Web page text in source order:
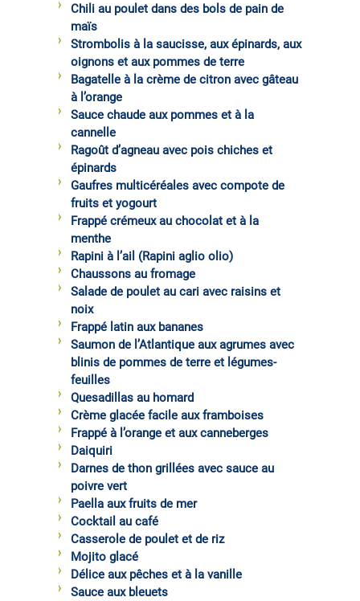
Chili au poulet dans des bols de pain de
maïs
Strombolis à la saucisse, aux épinards, aux
oignons et aux pommes de terre
Bagatelle à la crème de citron avec gâteau
à l’orange
Sauce chaude aux pommes et à la
cannelle
Ragoût d’agneau avec pois chiches et
épinards
Gaufres multicéréales avec compote de
fruits et yogourt
Frappé crémeux au chocolat et à la
menthe
Rapini à l’ail (Rapini aglio olio)
Chaussons au fromage
Salade de poulet au cari avec raisins et
noix
Frappé latin aux bananes
Saumon de l’Atlantique aux agrumes avec
blinis de pommes de terre et légumes-
feuilles
Quesadillas au homard
Crème glacée facile aux framboises
Frappé à l’orange et aux canneberges
Daiquiri
Darnes de thon grillées avec sauce au
poivre vert
Paella aux fruits de mer
Cocktail au café
Casserole de poulet et de riz
Mojito glacé
Délice aux pêches et à la vanille
Sauce aux bleuets